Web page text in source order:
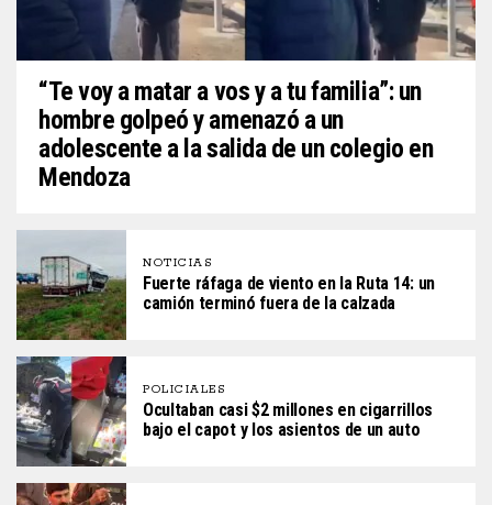
“Te voy a matar a vos y a tu familia”: un
hombre golpeó y amenazó a un
adolescente a la salida de un colegio en
Mendoza
NOTICIAS
Fuerte ráfaga de viento en la Ruta 14: un
camión terminó fuera de la calzada
POLICIALES
Ocultaban casi $2 millones en cigarrillos
bajo el capot y los asientos de un auto